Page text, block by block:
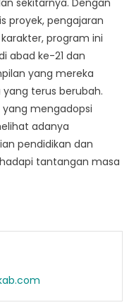
sekitarnya. Dengan
proyek, pengajaran
program ini
abad ke-21 dan
yang mereka
terus berubah.
mengadopsi
adanya
pendidikan dan
tantangan masa